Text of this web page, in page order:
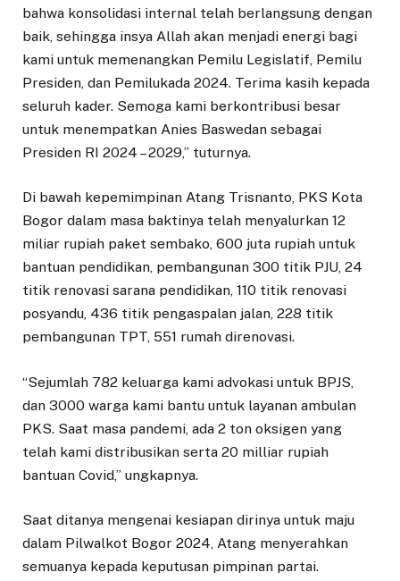
bahwa konsolidasi internal telah berlangsung dengan
baik, sehingga insya Allah akan menjadi energi bagi
kami untuk memenangkan Pemilu Legislatif, Pemilu
Presiden, dan Pemilukada 2024. Terima kasih kepada
seluruh kader. Semoga kami berkontribusi besar
untuk menempatkan Anies Baswedan sebagai
Presiden RI 2024 – 2029,” tuturnya.
Di bawah kepemimpinan Atang Trisnanto, PKS Kota
Bogor dalam masa baktinya telah menyalurkan 12
miliar rupiah paket sembako, 600 juta rupiah untuk
bantuan pendidikan, pembangunan 300 titik PJU, 24
titik renovasi sarana pendidikan, 110 titik renovasi
posyandu, 436 titik pengaspalan jalan, 228 titik
pembangunan TPT, 551 rumah direnovasi.
“Sejumlah 782 keluarga kami advokasi untuk BPJS,
dan 3000 warga kami bantu untuk layanan ambulan
PKS. Saat masa pandemi, ada 2 ton oksigen yang
telah kami distribusikan serta 20 milliar rupiah
bantuan Covid,” ungkapnya.
Saat ditanya mengenai kesiapan dirinya untuk maju
dalam Pilwalkot Bogor 2024, Atang menyerahkan
semuanya kepada keputusan pimpinan partai.